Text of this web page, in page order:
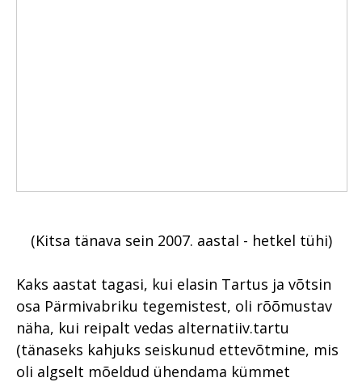
(Kitsa tänava sein 2007. aastal - hetkel tühi)
Kaks aastat tagasi, kui elasin Tartus ja võtsin
osa Pärmivabriku tegemistest, oli rõõmustav
näha, kui reipalt vedas alternatiiv.tartu
(tänaseks kahjuks seiskunud ettevõtmine, mis
oli algselt mõeldud ühendama kümmet